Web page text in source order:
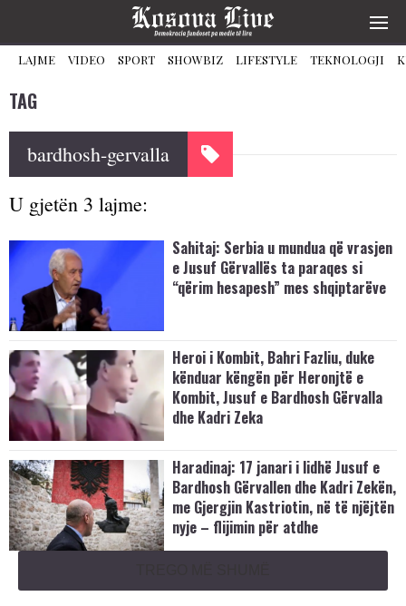
LAJME VIDEO SPORT SHOWBIZ LIFESTYLE TEKNOLOGJI
TAG
bardhosh-gervalla
U gjetën 3 lajme:
Sahitaj: Serbia u mundua që vrasjen
e Jusuf Gërvallës ta paraqes si
“qërim hesapesh” mes shqiptarëve
Heroi i Kombit, Bahri Fazliu, duke
kënduar këngën për Heronjtë e
Kombit, Jusuf e Bardhosh Gërvalla
dhe Kadri Zeka
Haradinaj: 17 janari i lidhë Jusuf e
Bardhosh Gërvallen dhe Kadri Zekën,
me Gjergjin Kastriotin, në të njëjtën
nyje – flijimin për atdhe